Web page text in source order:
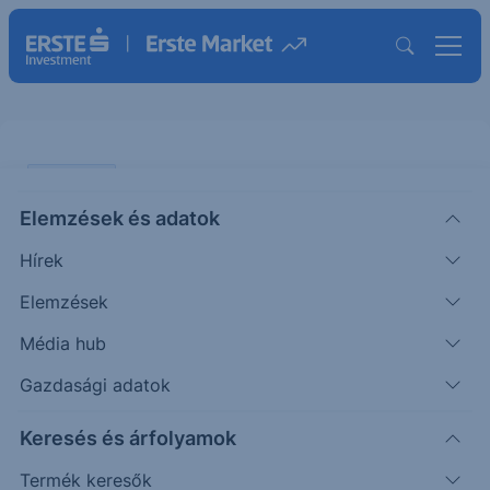
Elemzések és adatok
Hírek
Elemzések
Média hub
Gazdasági adatok
Keresés és árfolyamok
Termék keresők
kockázatkerülés
A nemzetközi devizapiacon mintegy fél százalékos
mértékben erősödött a dollár az euróval szemben.